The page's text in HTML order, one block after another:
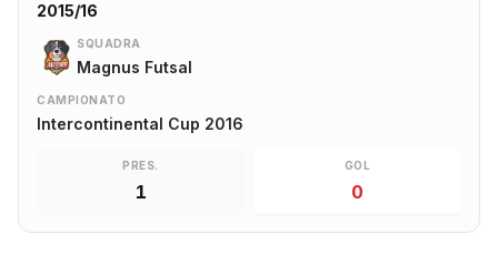
2015/16
SQUADRA
Magnus Futsal
CAMPIONATO
Intercontinental Cup 2016
PRES.
1
GOL
0